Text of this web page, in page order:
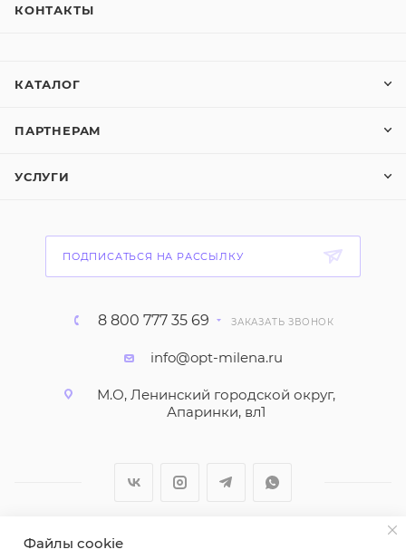
КОНТАКТЫ
КАТАЛОГ
ПАРТНЕРАМ
УСЛУГИ
ПОДПИСАТЬСЯ НА РАССЫЛКУ
8 800 777 35 69 ЗАКАЗАТЬ ЗВОНОК
info@opt-milena.ru
М.О, Ленинский городской округ,
Апаринки, вл1
2026 © ООО "Вайт Текстиль групп"
Файлы cookie